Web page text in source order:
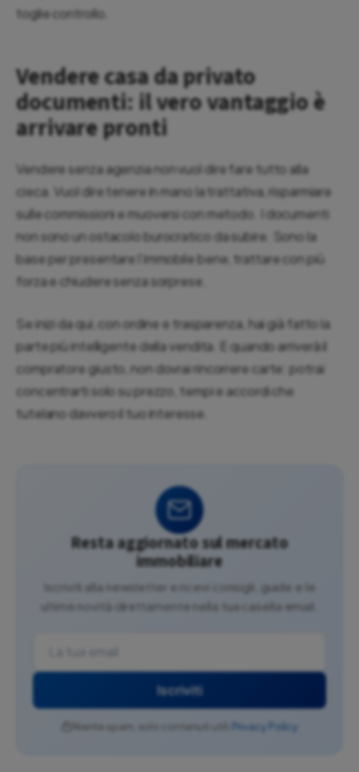
toglie controllo.
Vendere casa da privato
documenti: il vero vantaggio è
arrivare pronti
Vendere senza agenzia non vuol dire fare tutto alla
cieca. Vuol dire tenere in mano la trattativa, risparmiare
sulle commissioni e muoversi con metodo. I documenti
non sono un ostacolo burocratico da subire. Sono la
base per presentare l’immobile bene, trattare con più
forza e chiudere senza sorprese.
Se inizi da qui, con ordine e trasparenza, hai già fatto la
parte più intelligente della vendita. E quando arriverà il
compratore giusto, non dovrai rincorrere carte: potrai
concentrarti solo su prezzo, tempi e accordi che
tutelano davvero il tuo interesse.
Resta aggiornato sul mercato
immobiliare
Iscriviti alla newsletter e ricevi consigli, guide e le
ultime novità direttamente nella tua casella email.
Iscriviti
Niente spam, solo contenuti utili. Privacy Policy